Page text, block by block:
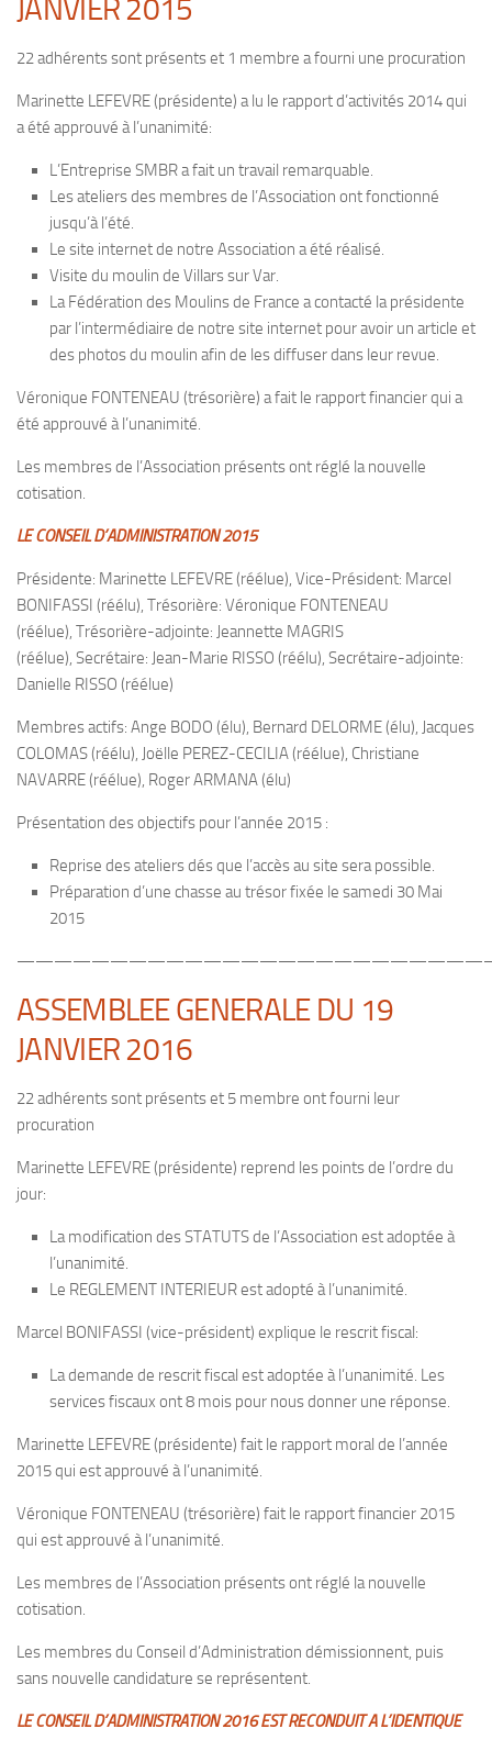
JANVIER 2015
22 adhérents sont présents et 1 membre a fourni une procuration
Marinette LEFEVRE (présidente) a lu le rapport d’activités 2014 qui
a été approuvé à l’unanimité:
L’Entreprise SMBR a fait un travail remarquable.
Les ateliers des membres de l’Association ont fonctionné
jusqu’à l’été.
Le site internet de notre Association a été réalisé.
Visite du moulin de Villars sur Var.
La Fédération des Moulins de France a contacté la présidente
par l’intermédiaire de notre site internet pour avoir un article et
des photos du moulin afin de les diffuser dans leur revue.
Véronique FONTENEAU (trésorière) a fait le rapport financier qui a
été approuvé à l’unanimité.
Les membres de l’Association présents ont réglé la nouvelle
cotisation.
LE CONSEIL D’ADMINISTRATION 2015
Présidente: Marinette LEFEVRE (réélue), Vice-Président: Marcel
BONIFASSI (réélu), Trésorière: Véronique FONTENEAU
(réélue), Trésorière-adjointe: Jeannette MAGRIS
(réélue), Secrétaire: Jean-Marie RISSO (réélu), Secrétaire-adjointe:
Danielle RISSO (réélue)
Membres actifs: Ange BODO (élu), Bernard DELORME (élu), Jacques
COLOMAS (réélu), Joëlle PEREZ-CECILIA (réélue), Christiane
NAVARRE (réélue), Roger ARMANA (élu)
Présentation des objectifs pour l’année 2015 :
Reprise des ateliers dés que l’accès au site sera possible.
Préparation d’une chasse au trésor fixée le samedi 30 Mai
2015
ASSEMBLEE GENERALE DU 19
JANVIER 2016
22 adhérents sont présents et 5 membre ont fourni leur
procuration
Marinette LEFEVRE (présidente) reprend les points de l’ordre du
jour:
La modification des STATUTS de l’Association est adoptée à
l’unanimité.
Le REGLEMENT INTERIEUR est adopté à l’unanimité.
Marcel BONIFASSI (vice-président) explique le rescrit fiscal:
La demande de rescrit fiscal est adoptée à l’unanimité. Les
services fiscaux ont 8 mois pour nous donner une réponse.
Marinette LEFEVRE (présidente) fait le rapport moral de l’année
2015 qui est approuvé à l’unanimité.
Véronique FONTENEAU (trésorière) fait le rapport financier 2015
qui est approuvé à l’unanimité.
Les membres de l’Association présents ont réglé la nouvelle
cotisation.
Les membres du Conseil d’Administration démissionnent, puis
sans nouvelle candidature se représentent.
LE CONSEIL D’ADMINISTRATION 2016 EST RECONDUIT A L’IDENTIQUE